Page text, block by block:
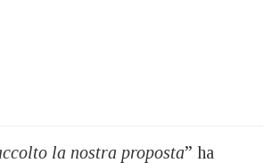
la nostra proposta” ha